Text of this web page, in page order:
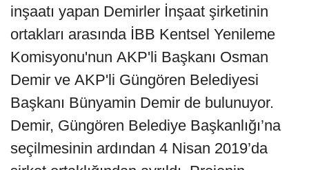
inşaatı yapan Demirler İnşaat şirketinin
ortakları arasında İBB Kentsel Yenileme
Komisyonu'nun AKP'li Başkanı Osman
Demir ve AKP'li Güngören Belediyesi
Başkanı Bünyamin Demir de bulunuyor.
Demir, Güngören Belediye Başkanlığı’na
seçilmesinin ardından 4 Nisan 2019’da